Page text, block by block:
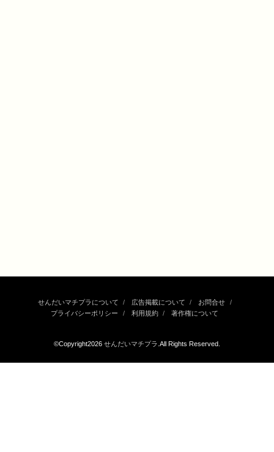
せんだいマチプラについて 広告掲載について
お問合せ
プライバシーポリシー
利用規約 著作権について
©Copyright2026 せんだいマチプラ .All Rights Reserved.